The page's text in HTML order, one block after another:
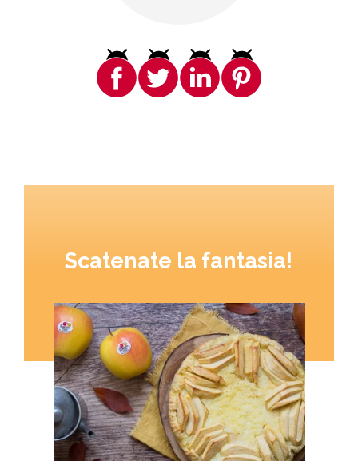
Scatenate la fantasia!